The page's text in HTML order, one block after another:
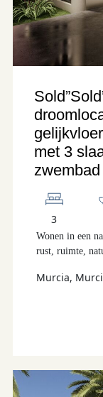
met 3
3
Wonen in een
rust, ruimte,
Murcia,